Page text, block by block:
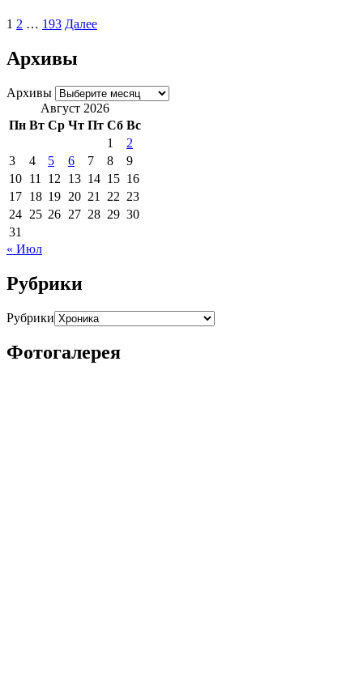
1 2 … 193 Далее
Архивы
Архивы
Август 2026
Пн Вт Ср Чт Пт Сб Вс
1
2
3
4 5 6 7 8
9
10 11 12 13 14 15 16
17 18 19 20 21 22 23
24 25 26 27 28 29 30
31
« Июл
Рубрики
Рубрики
Фотогалерея